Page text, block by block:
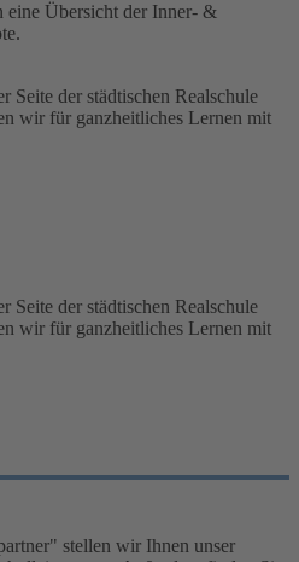
eine Übersicht der Inner- &
stellen wir Ihnen unser